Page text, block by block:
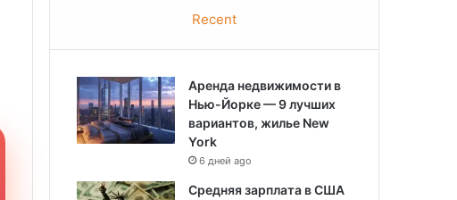
Recent
Аренда недвижимости в
Нью-Йорке — 9 лучших
вариантов, жилье New
York
6 дней ago
Средняя зарплата в США